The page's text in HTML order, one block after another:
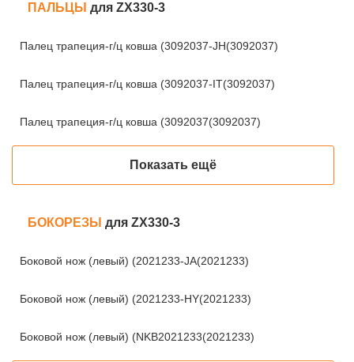
ПАЛЬЦЫ для ZX330-3
Палец трапеция-г/ц ковша (3092037-JH(3092037)
Палец трапеция-г/ц ковша (3092037-IT(3092037)
Палец трапеция-г/ц ковша (3092037(3092037)
Показать ещё
БОКОРЕЗЫ для ZX330-3
Боковой нож (левый) (2021233-JA(2021233)
Боковой нож (левый) (2021233-HY(2021233)
Боковой нож (левый) (NKB2021233(2021233)